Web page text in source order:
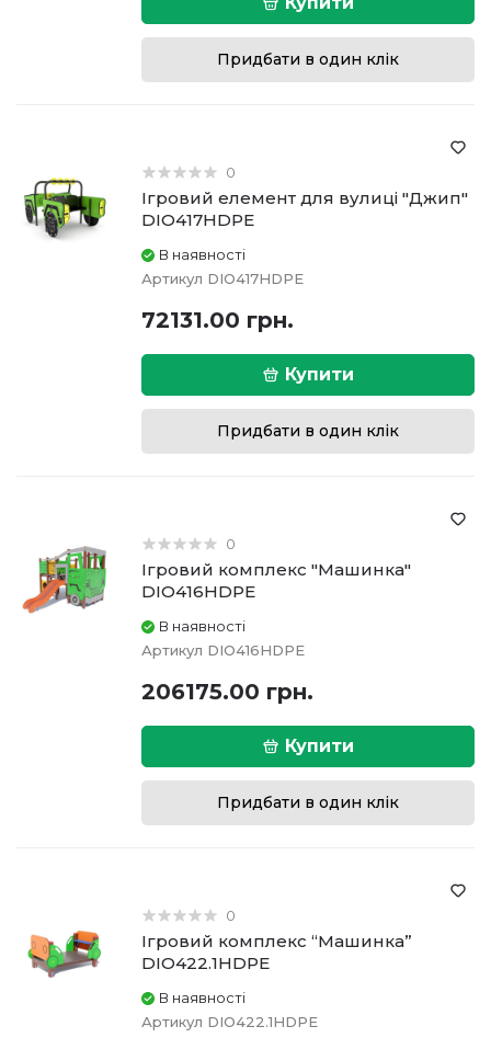
Придбати в один клік
0
Ігровий елемент для вулиці "Джип"
DIO417HDPE
В наявності
Артикул DIO417HDPE
72131.00 грн.
Купити
Придбати в один клік
0
Ігровий комплекс "Машинка"
DIO416HDPE
В наявності
Артикул DIO416HDPE
206175.00 грн.
Купити
Придбати в один клік
0
Ігровий комплекс “Машинка”
DIO422.1HDPE
В наявності
Артикул DIO422.1HDPE